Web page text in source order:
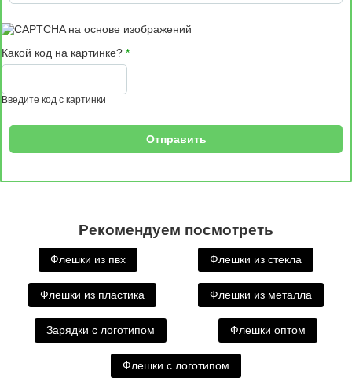
Какой код на картинке? *
Введите код с картинки
Рекомендуем посмотреть
Флешки из пвх Флешки из стекла
Флешки из пластика Флешки из металла
Зарядки с логотипом Флешки оптом
Флешки с логотипом